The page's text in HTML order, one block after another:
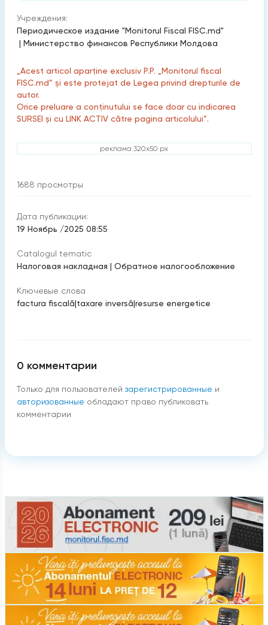
Учреждения:
Периодическое издание "Monitorul Fiscal FISC.md"
| Министерство финансов Республики Молдова
„Acest articol aparține exclusiv P.P. „Monitorul fiscal
FISC.md” și este protejat de Legea privind drepturile de
autor.
Orice preluare a conținutului se face doar cu indicarea
SURSEI și cu LINK ACTIV către pagina articolului”.
реклама 320x50 px
1688 просмотры
Дата публикации:
19 Ноябрь /2025 08:55
Catalogul tematic
Налоговая накладная | Обратное налогообложение
Ключевые слова
factura fiscală|taxare inversă|resurse energetice
0 комментарии
Только для пользователей зарегистрированные и
авторизованные обладают право публиковать
комментарии